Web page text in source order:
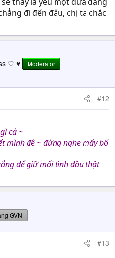
đi đến đâu, chị ta chắc
♡ ♥
Moderator
#12
cả ~
mình đê ~ đừng nghe mấy bố
để giữ mối tình đầu thật
GVN
#13